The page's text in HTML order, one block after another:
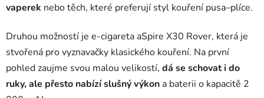
vaperek nebo těch, které preferují styl kouření pusa–plíce.
Druhou možností je e-cigareta aSpire X30 Rover, která je
stvořená pro vyznavačky klasického kouření. Na první
pohled zaujme svou malou velikostí, dá se schovat i do
ruky, ale přesto nabízí slušný výkon a baterii o kapacitě 2